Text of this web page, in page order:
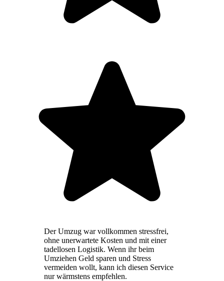
Der Umzug war vollkommen stressfrei,
ohne unerwartete Kosten und mit einer
tadellosen Logistik. Wenn ihr beim
Umziehen Geld sparen und Stress
vermeiden wollt, kann ich diesen Service
nur wärmstens empfehlen.